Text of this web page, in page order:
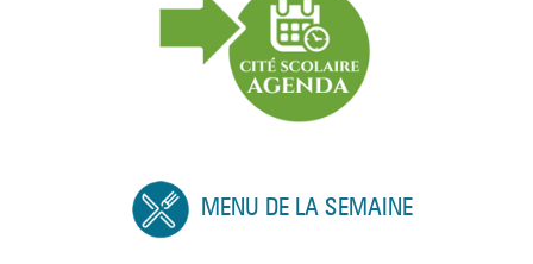
MENU DE LA SEMAINE